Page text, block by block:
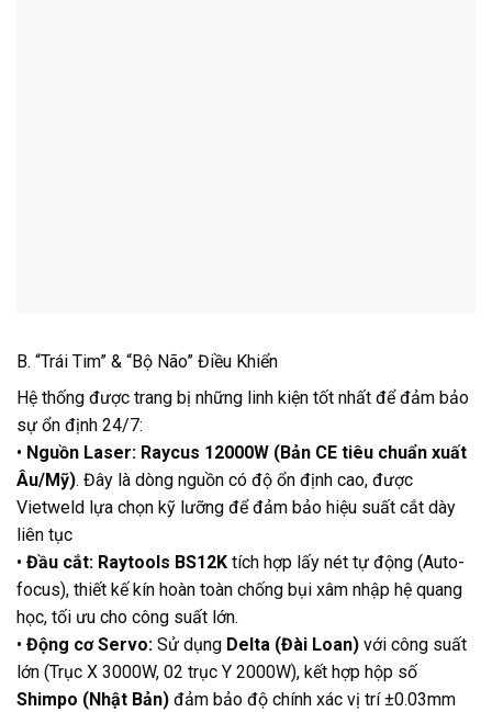
B. “Trái Tim” & “Bộ Não” Điều Khiển
Hệ thống được trang bị những linh kiện tốt nhất để đảm bảo
sự ổn định 24/7:
• Nguồn Laser: Raycus 12000W (Bản CE tiêu chuẩn xuất
Âu/Mỹ). Đây là dòng nguồn có độ ổn định cao, được
Vietweld lựa chọn kỹ lưỡng để đảm bảo hiệu suất cắt dày
liên tục
• Đầu cắt: Raytools BS12K tích hợp lấy nét tự động (Auto-
focus), thiết kế kín hoàn toàn chống bụi xâm nhập hệ quang
học, tối ưu cho công suất lớn.
• Động cơ Servo: Sử dụng Delta (Đài Loan) với công suất
lớn (Trục X 3000W, 02 trục Y 2000W), kết hợp hộp số
Shimpo (Nhật Bản) đảm bảo độ chính xác vị trí ±0.03mm